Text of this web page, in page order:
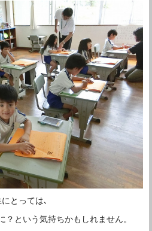
とっては､
という気持ちかもしれません。